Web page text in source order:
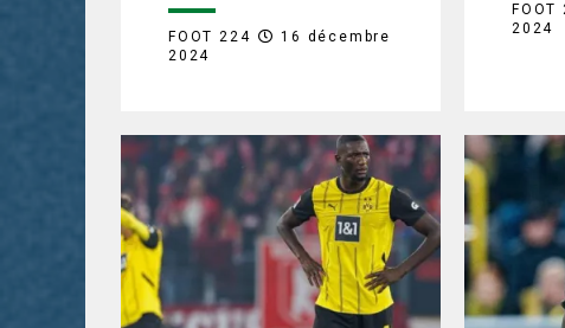
FOOT 224
16 décembre
2024
FOOT
2024